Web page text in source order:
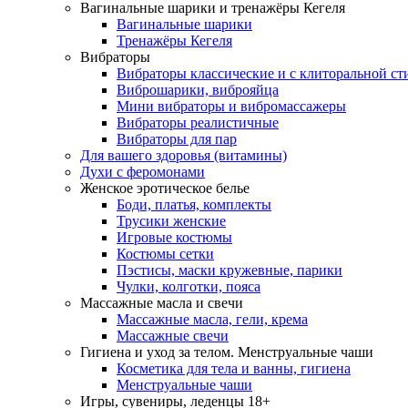
Вагинальные шарики и тренажёры Кегеля
Вагинальные шарики
Тренажёры Кегеля
Вибраторы
Вибраторы классические и с клиторальной
Виброшарики, виброяйца
Мини вибраторы и вибромассажеры
Вибраторы реалистичные
Вибраторы для пар
Для вашего здоровья (витамины)
Духи с феромонами
Женское эротическое белье
Боди, платья, комплекты
Трусики женские
Игровые костюмы
Костюмы сетки
Пэстисы, маски кружевные, парики
Чулки, колготки, пояса
Массажные масла и свечи
Массажные масла, гели, крема
Массажные свечи
Гигиена и уход за телом. Менструальные чаши
Косметика для тела и ванны, гигиена
Менструальные чаши
Игры, сувениры, леденцы 18+